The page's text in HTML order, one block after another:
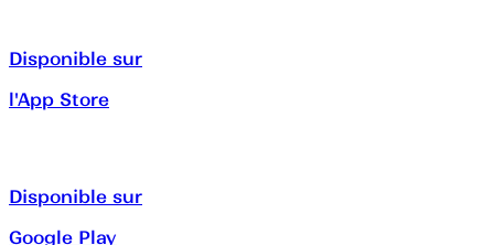
Disponible sur
l'App Store
Disponible sur
Google Play